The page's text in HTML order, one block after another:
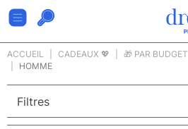
ACCUEIL CADEAUX 💖 🎁 PAR BUDGET
HOMME